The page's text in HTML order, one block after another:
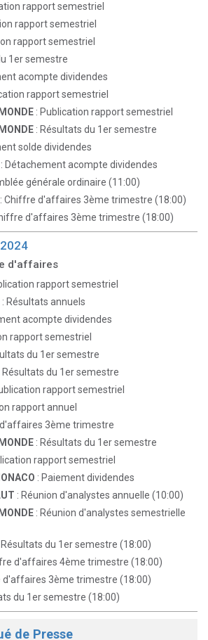
rapport semestriel
rapport semestriel
rapport semestriel
1er semestre
acompte dividendes
rapport semestriel
: Publication rapport semestriel
: Résultats du 1er semestre
solde dividendes
: Détachement acompte dividendes
générale ordinaire (11:00)
: Chiffre d'affaires 3ème trimestre (18:00)
d'affaires 3ème trimestre (18:00)
d'affaires
rapport semestriel
: Résultats annuels
acompte dividendes
rapport semestriel
du 1er semestre
Résultats du 1er semestre
rapport semestriel
rapport annuel
3ème trimestre
: Résultats du 1er semestre
rapport semestriel
: Paiement dividendes
: Réunion d'analystes annuelle (10:00)
: Réunion d'analystes semestrielle
Résultats du 1er semestre (18:00)
d'affaires 4ème trimestre (18:00)
d'affaires 3ème trimestre (18:00)
du 1er semestre (18:00)
de Presse